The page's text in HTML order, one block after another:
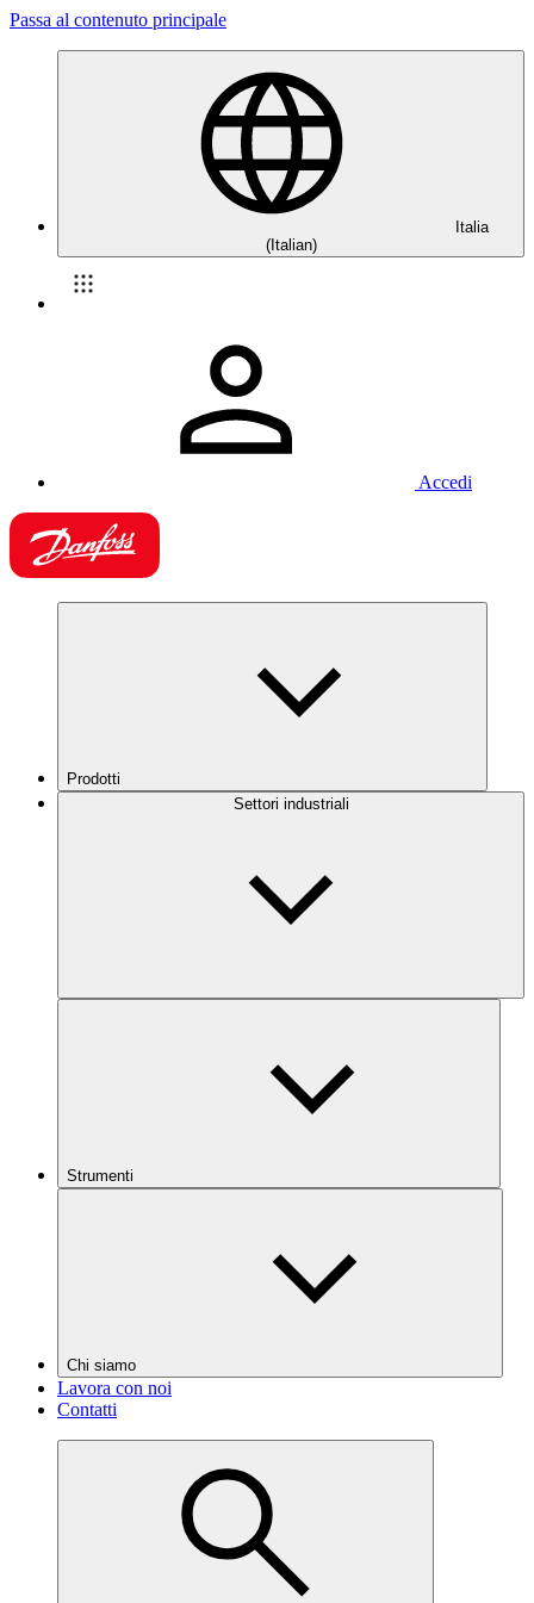
Passa al contenuto principale
Italia
(Italian)
Accedi
Prodotti
Settori industriali
Strumenti
Chi siamo
Lavora con noi
Contatti